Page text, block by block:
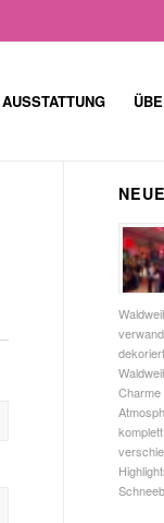
AUSSTATTUNG